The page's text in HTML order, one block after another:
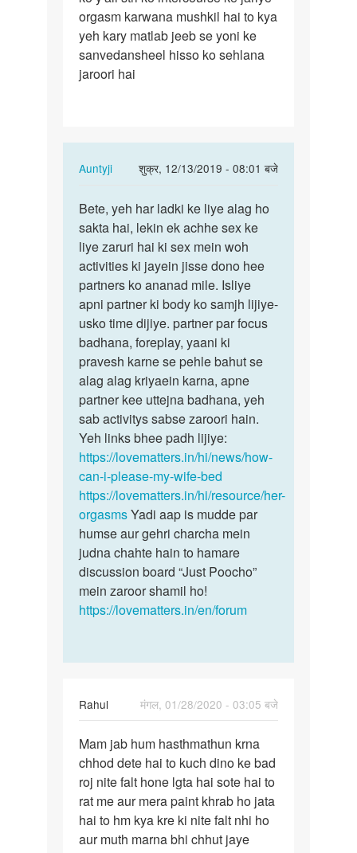
orgasm karwana mushkil hai to kya
yeh kary matlab jeeb se yoni ke
sanvedansheel hisso ko sehlana
jaroori hai
Auntyji
शुक्र, 12/13/2019 - 08:01 बजे
In
to
Kya
yoni,
ya
valva
ya…
by
Christopher
Bete,
yeh
har
ladki
ke
liye…
Bete, yeh har ladki ke liye alag ho
sakta hai, lekin ek achhe sex ke
liye zaruri hai ki sex mein woh
activities ki jayein jisse dono hee
partners ko ananad mile. Isliye
apni partner ki body ko samjh lijiye-
usko time dijiye. partner par focus
badhana, foreplay, yaani ki
pravesh karne se pehle bahut se
alag alag kriyaein karna, apne
partner kee uttejna badhana, yeh
sab activitys sabse zaroori hain.
Yeh links bhee padh lijiye:
https://lovematters.in/hi/news/how-
can-i-please-my-wife-bed
https://lovematters.in/hi/resource/her-
orgasmsYadi aap is mudde par
humse aur gehri charcha mein
judna chahte hain to hamare
discussion board “Just Poocho”
mein zaroor shamil ho!
https://lovematters.in/en/forum
Rahul
मंगल, 01/28/2020 - 03:05 बजे
Mam
jab
hum
hasthmathun
krna…
Mam jab hum hasthmathun krna
chhod dete hai to kuch dino ke bad
roj nite falt hone lgta hai sote hai to
rat me aur mera paint khrab ho jata
hai to hm kya kre ki nite falt nhi ho
aur muth marna bhi chhut jaye